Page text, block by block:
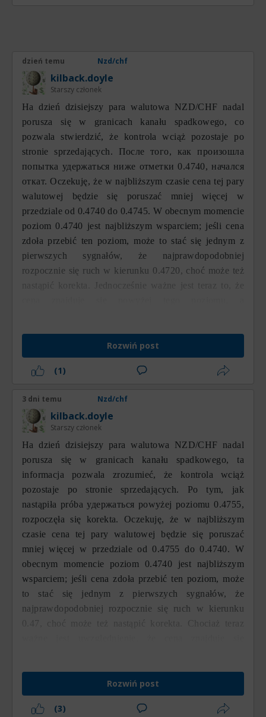
dzień temu Nzd/chf
kilback.doyle
Starszy członek
На dzień dzisiejszy para walutowa NZD/CHF nadal
porusza się w granicach kanału spadkowego, co
pozwala stwierdzić, że kontrola wciąż pozostaje po
stronie sprzedających. После того, как произошла
попытка удержаться ниже отметки 0.4740, начался
откат. Oczekuję, że w najbliższym czasie cena tej pary
walutowej będzie się poruszać mniej więcej w
przedziale od 0.4740 do 0.4745. W obecnym momencie
poziom 0.4740 jest najbliższym wsparciem; jeśli cena
zdoła przebić ten poziom, może to stać się jednym z
pierwszych sygnałów, że najprawdopodobniej
rozpocznie się ruch w kierunku 0.4720, choć może też
nastąpić korekta. Jednocześnie ważne jest teraz to, że
Rozwiń post
(1)
3 dni temu Nzd/chf
kilback.doyle
Starszy członek
На dzień dzisiejszy para walutowa NZD/CHF nadal
porusza się w granicach kanału spadkowego, ta
informacja pozwala zrozumieć, że kontrola wciąż
pozostaje po stronie sprzedających. Po tym, jak
nastąpiła próba удержаться powyżej poziomu 0.4755,
rozpoczęła się korekta. Oczekuję, że w najbliższym
czasie cena tej pary walutowej będzie się poruszać
mniej więcej w przedziale od 0.4755 do 0.4740. W
obecnym momencie poziom 0.4740 jest najbliższym
wsparciem; jeśli cena zdoła przebić ten poziom, może
to stać się jednym z pierwszych sygnałów, że
najprawdopodobniej rozpocznie się ruch w kierunku
0.47, choć może też nastąpić korekta. Chociaż teraz
Rozwiń post
(3)